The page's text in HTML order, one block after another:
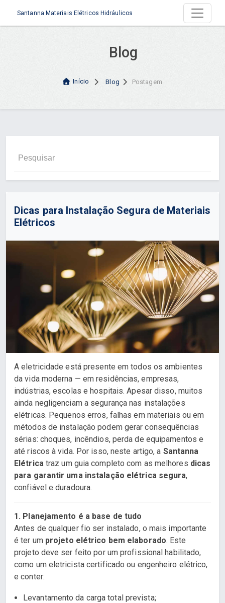
Santanna Materiais Elétricos Hidráulicos
Blog
Início Blog Postagem
Dicas para Instalação Segura de Materiais
Elétricos
A eletricidade está presente em todos os ambientes
da vida moderna — em residências, empresas,
indústrias, escolas e hospitais. Apesar disso, muitos
ainda negligenciam a segurança nas instalações
elétricas. Pequenos erros, falhas em materiais ou em
métodos de instalação podem gerar consequências
sérias: choques, incêndios, perda de equipamentos e
até riscos à vida. Por isso, neste artigo, a Santanna
Elétrica traz um guia completo com as melhores dicas
para garantir uma instalação elétrica segura,
confiável e duradoura.
1. Planejamento é a base de tudo
Antes de qualquer fio ser instalado, o mais importante
é ter um projeto elétrico bem elaborado. Este
projeto deve ser feito por um profissional habilitado,
como um eletricista certificado ou engenheiro elétrico,
e conter:
Levantamento da carga total prevista;